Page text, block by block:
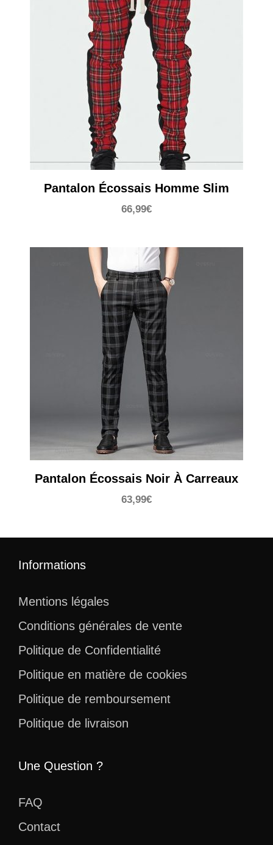
Pantalon Écossais Homme Slim
66,99€
Pantalon Écossais Noir À Carreaux
63,99€
Informations
Mentions légales
Conditions générales de vente
Politique de Confidentialité
Politique en matière de cookies
Politique de remboursement
Politique de livraison
Une Question ?
FAQ
Contact